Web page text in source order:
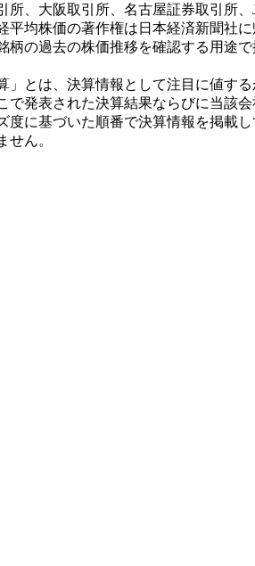
、大阪取引所、名古屋証券取引所、
均株価の著作権は日本経済新聞社に
柄の過去の株価推移を確認する用途
」とは、決算情報として注目に値す
で発表された決算結果ならびに当該
度に基づいた順番で決算情報を掲載
せん。